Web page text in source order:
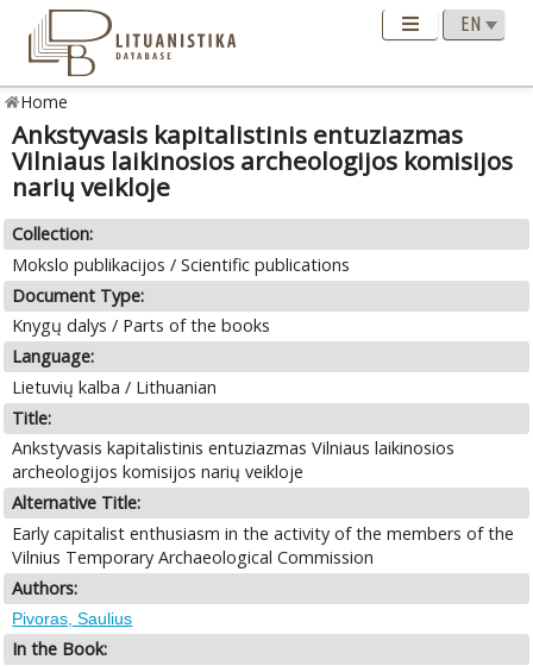
Home
Ankstyvasis kapitalistinis entuziazmas
Vilniaus laikinosios archeologijos komisijos
narių veikloje
Collection:
Mokslo publikacijos / Scientific publications
Document Type:
Knygų dalys / Parts of the books
Language:
Lietuvių kalba / Lithuanian
Title:
Ankstyvasis kapitalistinis entuziazmas Vilniaus laikinosios
archeologijos komisijos narių veikloje
Alternative Title:
Early capitalist enthusiasm in the activity of the members of the
Vilnius Temporary Archaeological Commission
Authors:
Pivoras, Saulius
In the Book: